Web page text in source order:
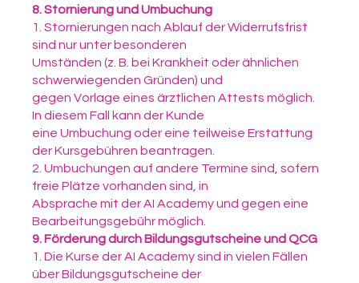
8. Stornierung und Umbuchung
1. Stornierungen nach Ablauf der Widerrufsfrist
sind nur unter besonderen
Umständen (z. B. bei Krankheit oder ähnlichen
schwerwiegenden Gründen) und
gegen Vorlage eines ärztlichen Attests möglich.
In diesem Fall kann der Kunde
eine Umbuchung oder eine teilweise Erstattung
der Kursgebühren beantragen.
2. Umbuchungen auf andere Termine sind, sofern
freie Plätze vorhanden sind, in
Absprache mit der AI Academy und gegen eine
Bearbeitungsgebühr möglich.
9. Förderung durch Bildungsgutscheine und QCG
1. Die Kurse der AI Academy sind in vielen Fällen
über Bildungsgutscheine der